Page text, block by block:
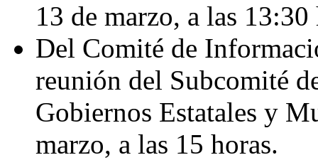
13 de marzo, a las 13:30
Del Comité de
reunión del Subcomité
Gobiernos Estatales y
marzo, a las 15 horas.